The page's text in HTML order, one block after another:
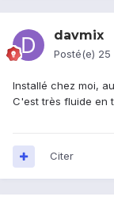
davmix
Posté(e) 25
Installé chez moi,
C'est très fluide en
Citer